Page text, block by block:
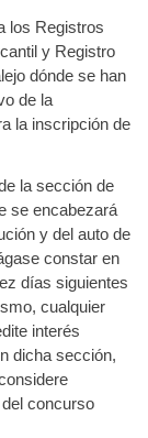
los Registros
y Registro
dónde se han
de la
la inscripción de
la sección de
se encabezará
y del auto de
constar en
días siguientes
cualquier
interés
dicha sección,
concurso